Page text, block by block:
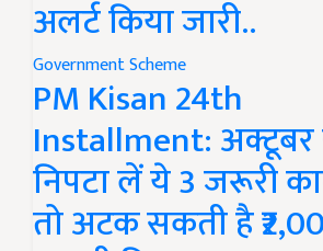
अलर्ट किया जारी..
Government Scheme
PM Kisan 24th
Installment:
निपटा लें ये 3 जरूरी
तो अटक सकती है